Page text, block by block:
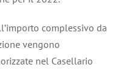
complessivo da
vengono
nel Casellario